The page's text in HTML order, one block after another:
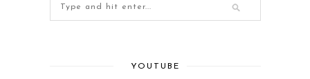
YOUTUBE